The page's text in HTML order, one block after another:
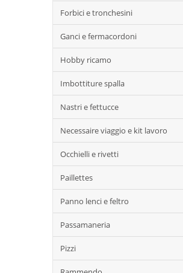
Forbici e tronchesini
Ganci e fermacordoni
Hobby ricamo
Imbottiture spalla
Nastri e fettucce
Necessaire viaggio e kit lavoro
Occhielli e rivetti
Paillettes
Panno lenci e feltro
Passamaneria
Pizzi